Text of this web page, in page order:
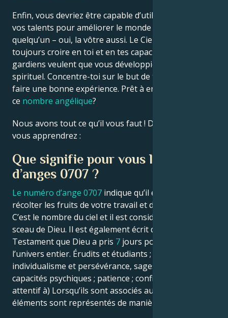
Enfin, vous devriez être capable d’utiliser vos dons et
vos talents pour améliorer le monde ou la vie de
quelqu’un – oui, la vôtre aussi. Le Ciel te suggère de
toujours croire en toi et en tes capacités. Vos anges
gardiens veulent que vous développiez votre moi
spirituel. Concentre-toi sur le but de ta vie pour en
faire une bonne expérience. Prêt à en savoir plus sur
ce nombre angélique?
Nous avons tout ce qu’il vous faut ! Dans cet article,
vous apprendrez :
Que signifie pour vous le nombre
d’anges 0707 ?
Le numéro d’ange 0707 indique qu’il est temps de
récolter les fruits de votre travail et de vos efforts.
C’est le nombre du ciel et il est considéré comme le
sceau de Dieu. Il est également écrit dans l’Ancien
Testament que Dieu a pris 7 jours pour créer
l’univers entier. Érudits et étudiants ; éveil spirituel ;
individualisme et persévérance, sagesse intérieure,
capacités psychiques ; patience ; confiance – (être
attentif à) Lorsqu’ils sont associés au
éléments sont représentés de manière significative.